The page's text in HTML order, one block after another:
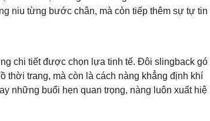
niu từng bước chân, mà còn tiếp thêm sự tự tin
chi tiết được chọn lựa tinh tế. Đôi slingback gó
thời trang, mà còn là cách nàng khẳng định khí
những buổi hẹn quan trọng, nàng luôn xuất hiệ